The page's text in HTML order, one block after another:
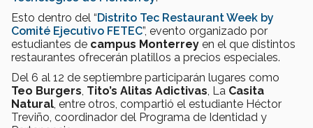
Esto dentro del “Distrito Tec Restaurant Week by
Comité Ejecutivo FETEC”, evento organizado por
estudiantes de campus Monterrey en el que distintos
restaurantes ofrecerán platillos a precios especiales.
Del 6 al 12 de septiembre participarán lugares como
Teo Burgers Tito’s Alitas Adictivas , La Casita
Natural , entre otros, compartió el estudiante Héctor
Treviño, coordinador del Programa de Identidad y